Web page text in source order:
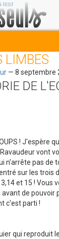
LIMBES
— 8 septembre
DE
! J'espère
vont
n'arrête pas de
sur les trois
et 15 ! Vous
de pouvoir
c'est parti !
qui reproduit